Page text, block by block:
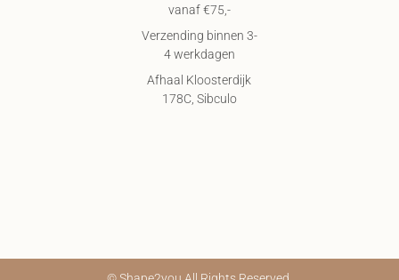
vanaf €75,-
Verzending binnen 3-
4 werkdagen
Afhaal Kloosterdijk
178C, Sibculo